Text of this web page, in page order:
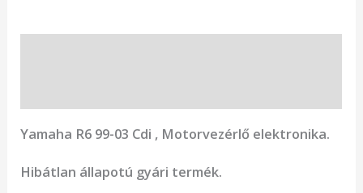
Yamaha R6 99-03 Cdi , Motorvezérlő elektronika.
Hibátlan állapotú gyári termék.